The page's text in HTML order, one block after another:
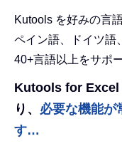
Kutools を好みの言
ペイン語、ドイツ語
40+言語以上をサポ
Kutools for Excel
り、 必要な機能が
す…